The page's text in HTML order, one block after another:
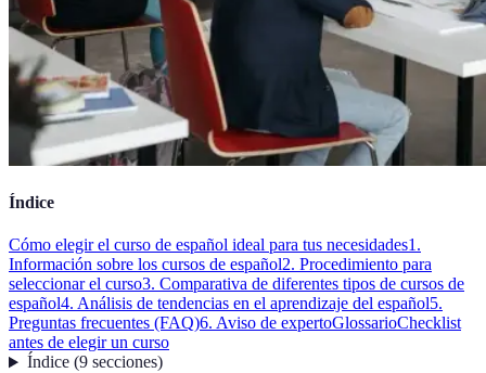
Índice
Cómo elegir el curso de español ideal para tus necesidades1.
Información sobre los cursos de español2. Procedimiento para
seleccionar el curso3. Comparativa de diferentes tipos de cursos de
español4. Análisis de tendencias en el aprendizaje del español5.
Preguntas frecuentes (FAQ)6. Aviso de expertoGlossarioChecklist
antes de elegir un curso
Índice(9 secciones)